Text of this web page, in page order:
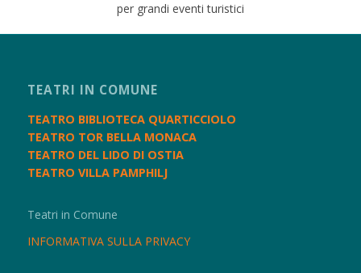
per grandi eventi turistici
TEATRI IN COMUNE
TEATRO BIBLIOTECA QUARTICCIOLO
TEATRO TOR BELLA MONACA
TEATRO DEL LIDO DI OSTIA
TEATRO VILLA PAMPHILJ
Teatri in Comune
INFORMATIVA SULLA PRIVACY